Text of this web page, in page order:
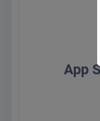
App